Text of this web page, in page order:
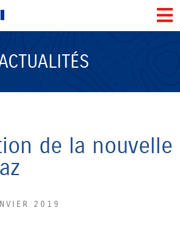
de la nouvelle
2019